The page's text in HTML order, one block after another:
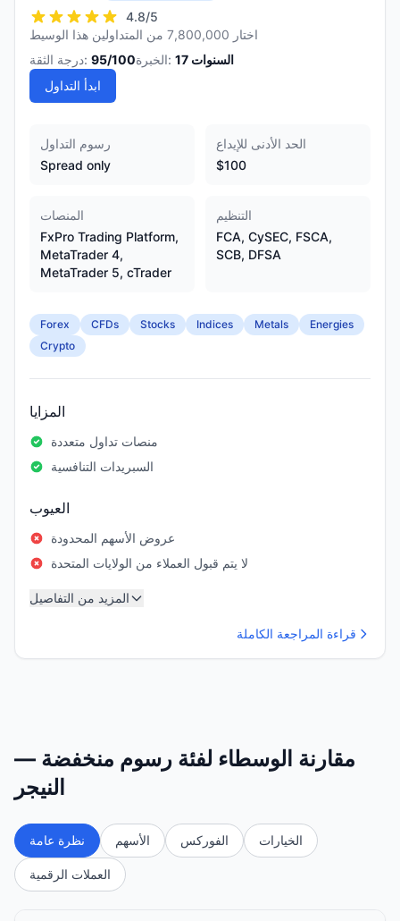
4.8/5
اختار 7,800,000 من المتداولين هذا الوسيط
درجة الثقة: 95/100 الخبرة: 17 السنوات
ابدأ التداول
رسوم التداول
Spread only
الحد الأدنى للإيداع
$100
المنصات
FxPro Trading Platform,
MetaTrader 4,
MetaTrader 5, cTrader
التنظيم
FCA, CySEC, FSCA,
SCB, DFSA
Forex CFDs Stocks Indices Metals
Energies
Crypto
المزايا
منصات تداول متعددة
السبريدات التنافسية
العيوب
عروض الأسهم المحدودة
لا يتم قبول العملاء من الولايات المتحدة
المزيد من التفاصيل
قراءة المراجعة الكاملة
مقارنة الوسطاء لفئة رسوم منخفضة —
النيجر
نظرة عامة الأسهم الفوركس الخيارات
العملات الرقمية